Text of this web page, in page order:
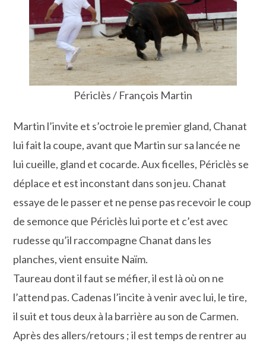
Périclès / François Martin
Martin l’invite et s’octroie le premier gland, Chanat
lui fait la coupe, avant que Martin sur sa lancée ne
lui cueille, gland et cocarde. Aux ficelles, Périclès se
déplace et est inconstant dans son jeu. Chanat
essaye de le passer et ne pense pas recevoir le coup
de semonce que Périclès lui porte et c’est avec
rudesse qu’il raccompagne Chanat dans les
planches, vient ensuite Naïm.
Taureau dont il faut se méfier, il est là où on ne
l’attend pas. Cadenas l’incite à venir avec lui, le tire,
il suit et tous deux à la barrière au son de Carmen.
Après des allers/retours ; il est temps de rentrer au